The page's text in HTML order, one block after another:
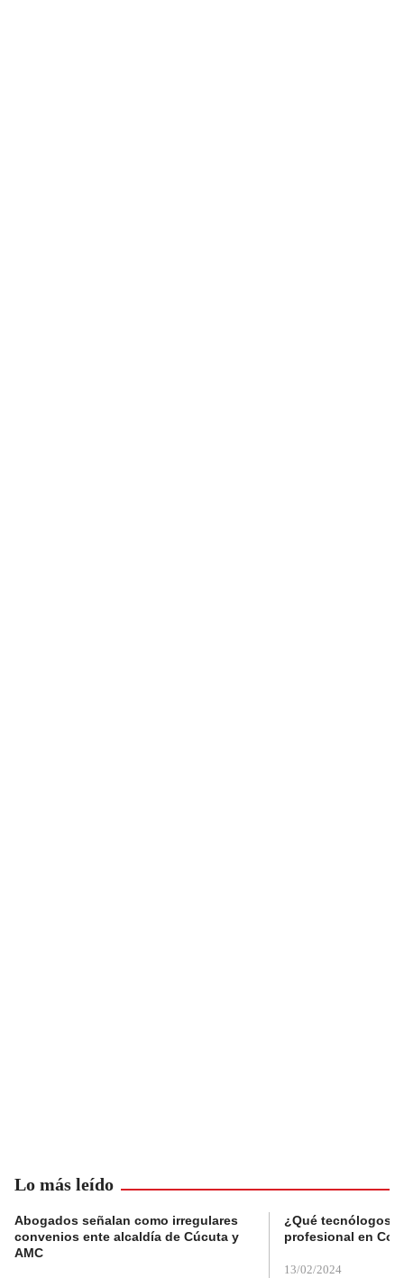
Lo más leído
Abogados señalan como irregulares
convenios ente alcaldía de Cúcuta y
AMC
¿Qué tecnólogos
profesional en
13/02/2024